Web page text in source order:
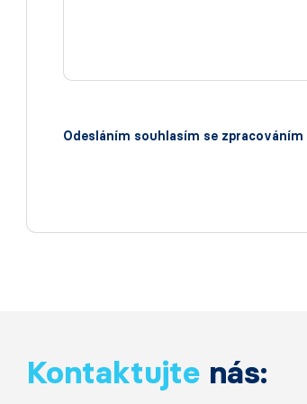
Odesláním souhlasím se zpracováním
Kontaktujte nás: